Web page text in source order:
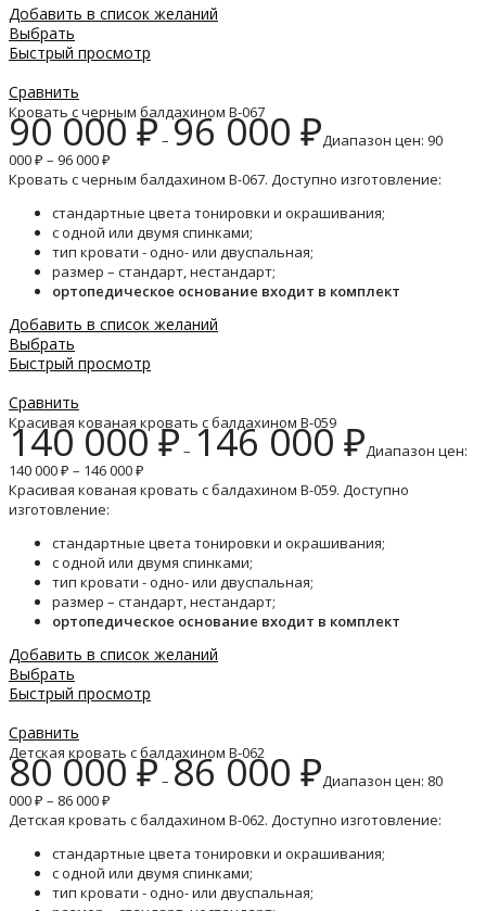
Добавить в список желаний
Выбрать
Быстрый просмотр
Сравнить
Кровать с черным балдахином B-067
90 000₽– 96 000 ₽Диапазон цен: 90
000 ₽ – 96 000 ₽
Кровать с черным балдахином B-067. Доступно изготовление:
стандартные цвета тонировки и окрашивания;
с одной или двумя спинками;
тип кровати - одно- или двуспальная;
размер – стандарт, нестандарт;
ортопедическое основание входит в комплект
Добавить в список желаний
Выбрать
Быстрый просмотр
Сравнить
Красивая кованая кровать с балдахином B-059
140 000₽– 146 000₽Диапазон цен:
140 000 ₽ – 146 000 ₽
Красивая кованая кровать с балдахином B-059. Доступно
изготовление:
стандартные цвета тонировки и окрашивания;
с одной или двумя спинками;
тип кровати - одно- или двуспальная;
размер – стандарт, нестандарт;
ортопедическое основание входит в комплект
Добавить в список желаний
Выбрать
Быстрый просмотр
Сравнить
Детская кровать с балдахином B-062
80 000₽– 86 000 ₽Диапазон цен: 80
000 ₽ – 86 000 ₽
Детская кровать с балдахином B-062. Доступно изготовление:
стандартные цвета тонировки и окрашивания;
с одной или двумя спинками;
тип кровати - одно- или двуспальная;